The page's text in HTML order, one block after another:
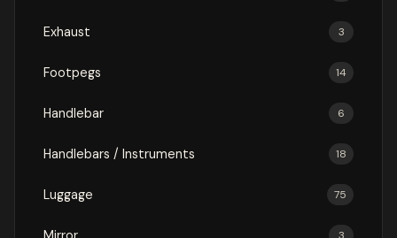
Exhaust 3
Footpegs 14
Handlebar 6
Handlebars / Instruments 18
Luggage 75